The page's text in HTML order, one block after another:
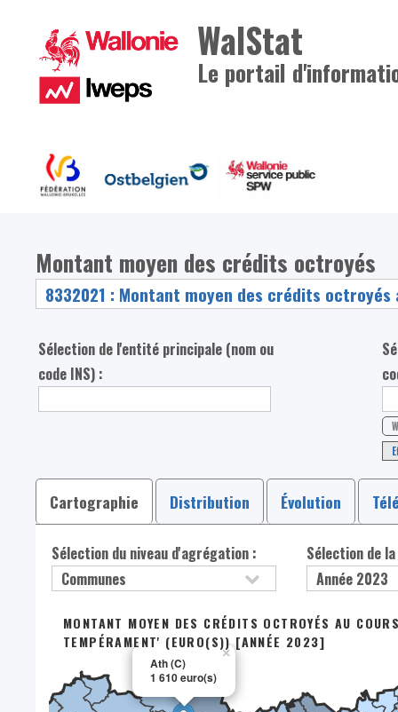
WalStat
Le portail
Montant moyen des crédits octroyés
Sélection de l'entité principale (nom ou
code INS) :
Cartographie Distribution Évolution
Sélection du niveau d'agrégation : Sélection de
Ath (C)
1 610 euro(s)
×
MONTANT MOYEN DES CRÉDITS OCTROYÉS AU
TEMPÉRAMENT' (EURO(S)) [ANNÉE 2023]